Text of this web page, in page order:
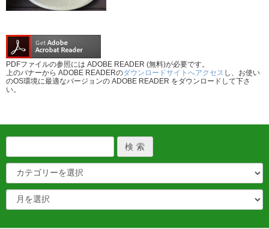
PDFファイルの参照には ADOBE READER (無料)が必要です。
上のバナーから ADOBE READERのダウンロードサイトへアクセス し、お使い
のOS環境に最適なバージョンの ADOBE READER をダウンロードして下さ
い。